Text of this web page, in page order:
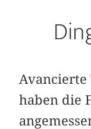
haben die